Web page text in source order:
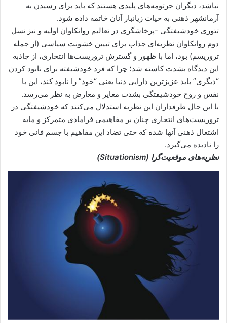
نباشد، دیگران جرثومه‌های پلیدی هستند که باید برای رسیدن به
آرمانشهر ذهنی به حیات زیانبار آنان خاتمه داده شود.
تئوری خودشیفتگی -پرخاشگری در تعالیم روانکاوان اولیه و نیز نسل
دوم روانکاوان نظریه‌ای جذاب برای تبیین خشونت سیاسی (از جمله
تروریسم) بود، اما با ظهور و گسترش تروریست‌ها انتحاری، از جاذبه
این دیدگاه بشدت کاسته شد؛ چرا که فرد خودشیفته برای نابود کردن
“دیگری” باید عزیزترین دارایی دنیا یعنی “خود” را نابود کند، این با
نفس و روح خودشیفتگی بشدت مغایر و معارض به نظر می‌رسد.
با این حال طرفداران این نظریه استدلال می‌کنند که خودشیفتگی در
تروریست‌های انتحاری چنان بر مفاهیمی فرامادی متمرکز و مایه
اشتغال ذهنی آنها شده که حتی تضاد این مفاهیم با جسم فانی خود
را نادیده می‌گیرد.
نظریه‌های موقعیت‌گرا (Situationism
)